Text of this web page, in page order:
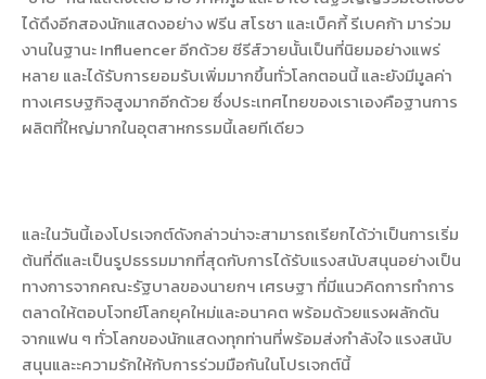
ได้ดึงอีกสองนักแสดงอย่าง ฟรีน สโรชา และเบ็คกี้ รีเบคก้า มาร่วม
งานในฐานะ Influencer อีกด้วย ซีรีส์วายนั้นเป็นที่นิยมอย่างแพร่
หลาย และได้รับการยอมรับเพิ่มมากขึ้นทั่วโลกตอนนี้ และยังมีมูลค่า
ทางเศรษฐกิจสูงมากอีกด้วย ซึ่งประเทศไทยของเราเองคือฐานการ
ผลิตที่ใหญ่มากในอุตสาหกรรมนี้เลยทีเดียว
และในวันนี้เองโปรเจกต์ดังกล่าวน่าจะสามารถเรียกได้ว่าเป็นการเริ่ม
ต้นที่ดีและเป็นรูปธรรมมากที่สุดกับการได้รับแรงสนับสนุนอย่างเป็น
ทางการจากคณะรัฐบาลของนายกฯ เศรษฐา ที่มีแนวคิดการทำการ
ตลาดให้ตอบโจทย์โลกยุคใหม่และอนาคต พร้อมด้วยแรงผลักดัน
จากแฟน ๆ ทั่วโลกของนักแสดงทุกท่านที่พร้อมส่งกำลังใจ แรงสนับ
สนุนและะความรักให้กับการร่วมมือกันในโปรเจกต์นี้